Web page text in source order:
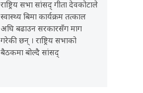
राष्ट्रिय सभा सांसद् गीता देवकोटाले
स्वास्थ्य बिमा कार्यक्रम तत्काल
अघि बढाउन सरकारसँग माग
गरेकी छन् । राष्ट्रिय सभाको
बैठकमा बोल्दै सांसद्